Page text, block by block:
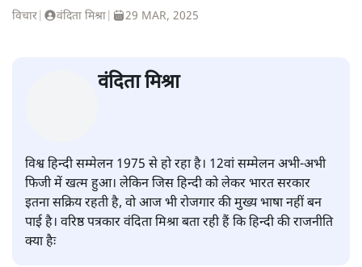
विचार वंदिता मिश्रा 29 MAR, 2025
वंदिता मिश्रा
विश्व हिन्दी सम्मेलन 1975 से हो रहा है। 12वां सम्मेलन अभी-अभी
फिजी में खत्म हुआ। लेकिन जिस हिन्दी को लेकर भारत सरकार
इतना सक्रिय रहती है, वो आज भी रोजगार की मुख्य भाषा नहीं बन
पाई है। वरिष्ठ पत्रकार वंदिता मिश्रा बता रही हैं कि हिन्दी की राजनीति
क्या हैः